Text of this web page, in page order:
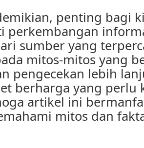
penting bagi
perkembangan
sumber yang
mitos-mitos yang
pengecekan lebih
berharga yang perlu
artikel ini
mitos dan